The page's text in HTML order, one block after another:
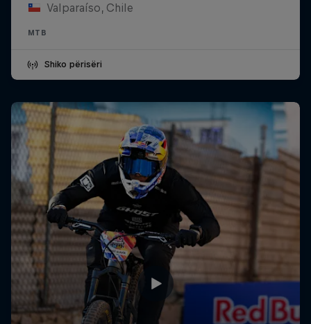
Valparaíso, Chile
MTB
Shiko përisëri